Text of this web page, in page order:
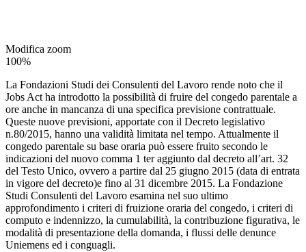
Modifica zoom
100%
La Fondazioni Studi dei Consulenti del Lavoro rende noto che il
Jobs Act ha introdotto la possibilità di fruire del congedo parentale a
ore anche in mancanza di una specifica previsione contrattuale.
Queste nuove previsioni, apportate con il Decreto legislativo
n.80/2015, hanno una validità limitata nel tempo. Attualmente il
congedo parentale su base oraria può essere fruito secondo le
indicazioni del nuovo comma 1 ter aggiunto dal decreto all’art. 32
del Testo Unico, ovvero a partire dal 25 giugno 2015 (data di entrata
in vigore del decreto)e fino al 31 dicembre 2015. La Fondazione
Studi Consulenti del Lavoro esamina nel suo ultimo
approfondimento i criteri di fruizione oraria del congedo, i criteri di
computo e indennizzo, la cumulabilità, la contribuzione figurativa, le
modalità di presentazione della domanda, i flussi delle denunce
Uniemens ed i conguagli.